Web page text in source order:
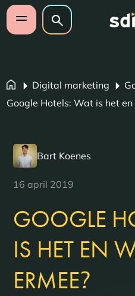
Navigatie overslaan
Open mobiel menu
Zoeken op website
Zoeken
Digital marketing
Google Hotels: Wat is het
Bart Koenes
16 april 2019
GOOGLE
IS HET EN
ERMEE?